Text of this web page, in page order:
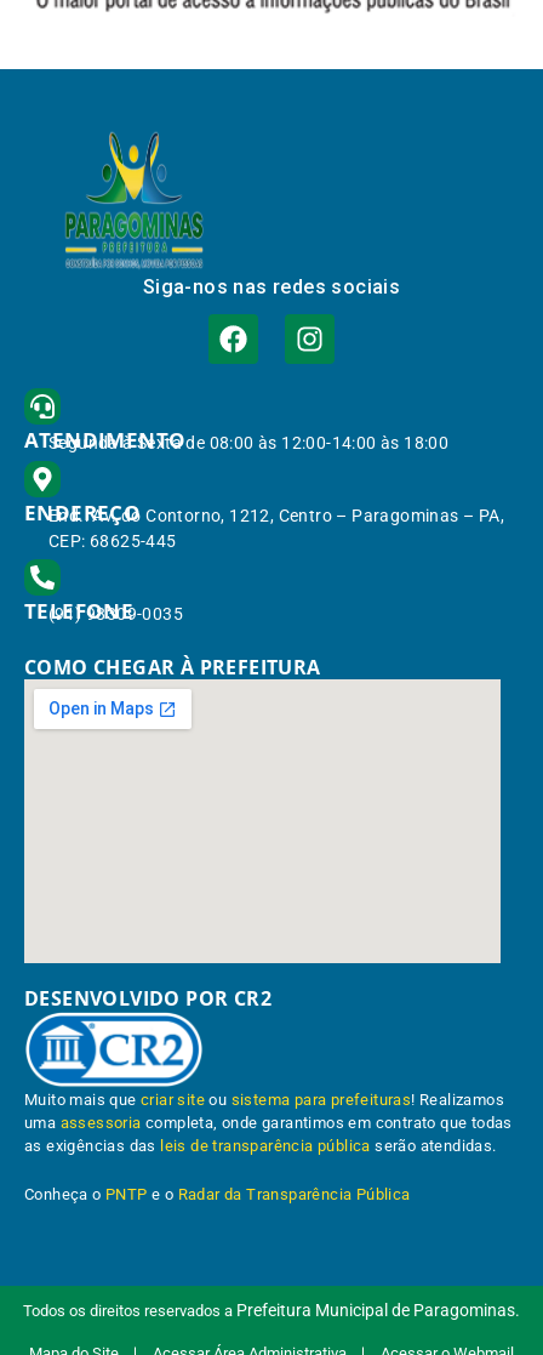
Siga-nos nas redes sociais
ATENDIMENTO
Segunda à Sexta de 08:00 às 12:00-14:00 às 18:00
ENDEREÇO
End.: Av. do Contorno, 1212, Centro – Paragominas – PA,
CEP: 68625-445
TELEFONE
(91) 98309-0035
COMO CHEGAR À PREFEITURA
DESENVOLVIDO POR CR2
Muito mais quecriar site ou sistema para prefeituras! Realizamos
uma assessoria completa, onde garantimos em contrato que todas
as exigências das leis de transparência pública serão atendidas.
Conheça o PNTP e o Radar da Transparência Pública
Todos os direitos reservados a Prefeitura Municipal de Paragominas.